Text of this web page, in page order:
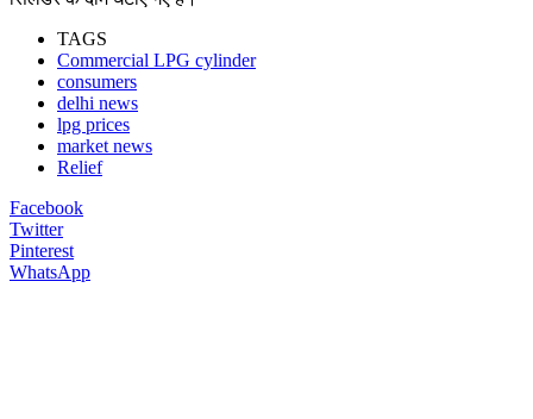
TAGS
Commercial LPG cylinder
consumers
delhi news
lpg prices
market news
Relief
Facebook
Twitter
Pinterest
WhatsApp